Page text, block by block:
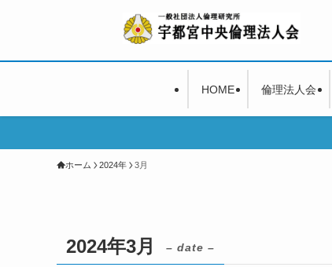
HOME 倫理法人会
ホーム 2024年 3月
2024年3月 – date –